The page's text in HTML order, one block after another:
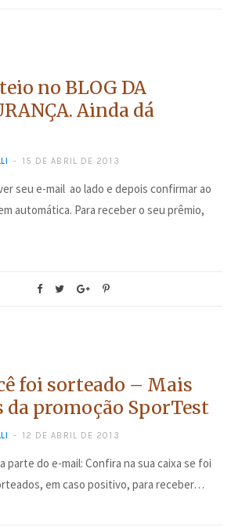
no BLOG DA
Ainda dá
15 DE ABRIL DE 2013
seu e-mail ao lado e depois confirmar ao
automática. Para receber o seu prêmio,
foi sorteado – Mais
da promoção SporTest
12 DE ABRIL DE 2013
parte do e-mail: Confira na sua caixa se foi
em caso positivo, para receber…